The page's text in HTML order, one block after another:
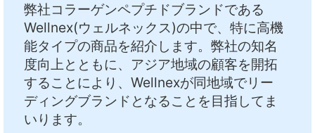
弊社コラーゲンペプチドブランドである
Wellnex(ウェルネックス)の中で、特に高機
能タイプの商品を紹介します。弊社の知名
度向上とともに、アジア地域の顧客を開拓
することにより、Wellnexが同地域でリー
ディングブランドとなることを目指してま
いります。